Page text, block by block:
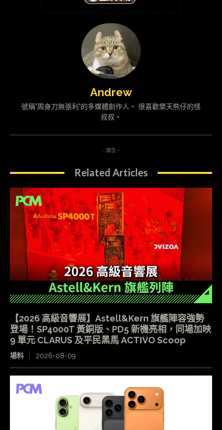
Andrew
號稱"周身刀無張利"的多媒體創作人。 很喜歡樂天熊仔的怪
叔叔。
- 廣告 -
Related Articles
【2026 高級音響展】Astell&Kern 旗艦陣容強勢
登場！SP4000T 黃銅版、PD5 新機亮相，同場加映
9 單元 CLARUS 及平民黑馬 ACTIVO Scoop
場料 2026-08-09